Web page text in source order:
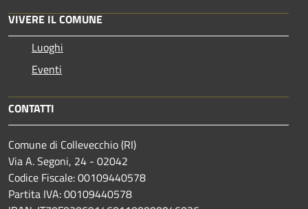
VIVERE IL COMUNE
Luoghi
Eventi
CONTATTI
Comune di Collevecchio (RI)
Via A. Segoni, 24 - 02042
Codice Fiscale: 00109440578
Partita IVA: 00109440578